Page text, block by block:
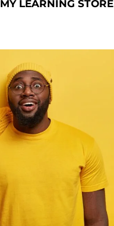
MY LEARNING STORE